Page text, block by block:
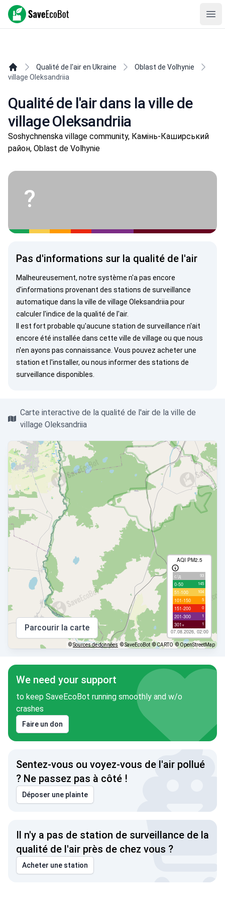
SaveEcoBot
Qualité de l'air en Ukraine
Oblast de Volhynie
village Oleksandriia
Qualité de l'air dans la ville de
village Oleksandriia
Soshychnenska village community, Камінь-Каширський
район, Oblast de Volhynie
?
Pas d'informations sur la qualité de l'air
Malheureusement, notre système n'a pas encore
d'informations provenant des stations de surveillance
automatique dans la ville de village Oleksandriia pour
calculer l'indice de la qualité de l'air.
Il est fort probable qu'aucune station de surveillance n'ait
encore été installée dans cette ville de village ou que nous
n'en ayons pas connaissance. Vous pouvez acheter une
station et l'installer, ou nous informerdes stations de
surveillance disponibles.
Carte interactive de la qualité de l'air de la ville de
village Oleksandriia
AQI PM2.5
с/д 93
0-50 145
51-100 104
101-150 5
151-200 0
201-300 1
301+ 1
07.08.2026, 02:00
Parcourir la carte
©Sources de données © SaveEcoBot © CARTO © OpenStreetMap
We need your support
to keep SaveEcoBot running smoothly and w/o
crashes
Faire un don
Sentez-vous ou voyez-vous de l'air pollué
? Ne passez pas à côté !
Déposer une plainte
Il n'y a pas de station de surveillance de la
qualité de l'air près de chez vous ?
Acheter une station